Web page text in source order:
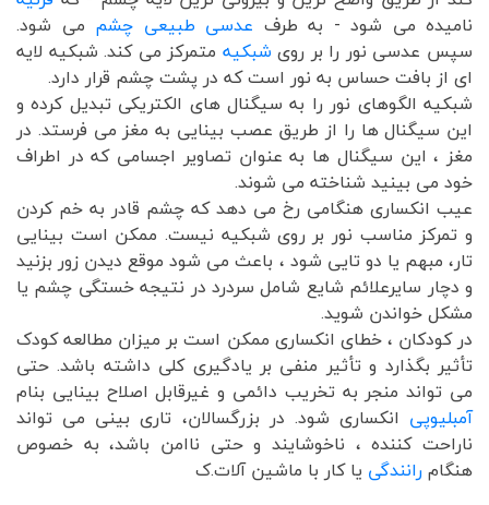
نامیده می شود - به طرف عدسی طبیعی چشم می شود.
سپس عدسی نور را بر روی شبکیه متمرکز می کند. شبکیه لایه
ای از بافت حساس به نور است که در پشت چشم قرار دارد.
شبکیه الگوهای نور را به سیگنال های الکتریکی تبدیل کرده و
این سیگنال ها را از طریق عصب بینایی به مغز می فرستد. در
مغز ، این سیگنال ها به عنوان تصاویر اجسامی که در اطراف
خود می بینید شناخته می شوند.
عیب انکساری هنگامی رخ می دهد که چشم قادر به خم کردن
و تمرکز مناسب نور بر روی شبکیه نیست. ممکن است بینایی
تار، مبهم یا دو تایی شود ، باعث می شود موقع دیدن زور بزنید
و دچار سایرعلائم شایع شامل سردرد در نتیجه خستگی چشم یا
مشکل خواندن شوید.
در کودکان ، خطای انکساری ممکن است بر میزان مطالعه کودک
تأثیر بگذارد و تأثیر منفی بر یادگیری کلی داشته باشد. حتی
می تواند منجر به تخریب دائمی و غیرقابل اصلاح بینایی بنام
آمبلیوپی انکساری شود. در بزرگسالان، تاری بینی می تواند
ناراحت کننده ، ناخوشایند و حتی ناامن باشد، به خصوص
هنگامرانندگی یا کار با ماشین آلات.ک